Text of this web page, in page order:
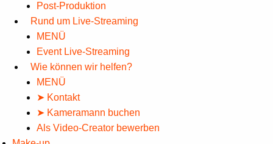
Post-Produktion
Rund um Live-Streaming
MENÜ
Event Live-Streaming
Wie können wir helfen?
MENÜ
➤ Kontakt
➤ Kameramann buchen
Als Video-Creator bewerben